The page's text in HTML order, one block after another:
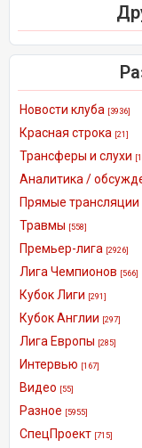
Новости клуба [3936]
Красная строка [21]
Трансферы и слухи
Аналитика /
Прямые трансляции
Травмы [558]
Премьер-лига [2926]
Лига Чемпионов [566]
Кубок Лиги [291]
Кубок Англии [297]
Лига Европы [285]
Интервью [167]
Видео [55]
Разное [5955]
СпецПроект [715]